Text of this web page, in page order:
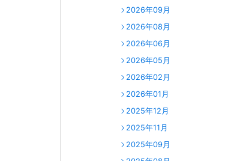
2026年09月
2026年08月
2026年06月
2026年05月
2026年02月
2026年01月
2025年12月
2025年11月
2025年09月